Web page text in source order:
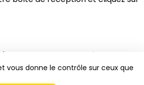
produite. Veuillez réessayer.
vous donne le contrôle sur ceux que